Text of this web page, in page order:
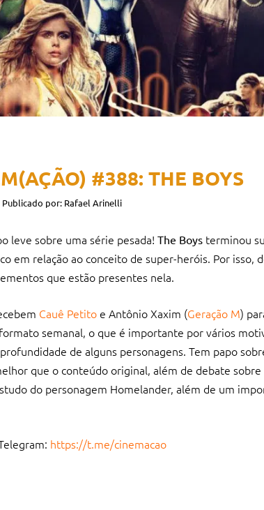
#388: THE BOYS
Publicado por: Rafael Arinelli
leve sobre uma série pesada! The Boys terminou
em relação ao conceito de super-heróis. Por isso,
que estão presentes nela.
Cauê Petito e Antônio Xaxim (Geração M)
semanal, o que é importante por vários
de alguns personagens. Tem papo
que o conteúdo original, além de debate
do personagem Homelander, além de um
https://t.me/cinemacao